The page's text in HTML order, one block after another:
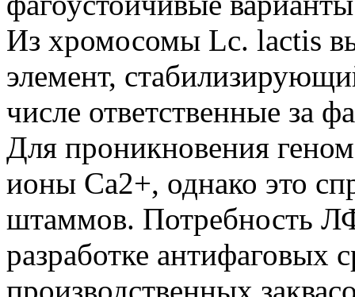
Из хромосомы Lc. lactis
элемент,
числе ответственные за
Для проникновения
ионы Ca2+, однако это
штаммов. Потребность
разработке антифаговых
производственных